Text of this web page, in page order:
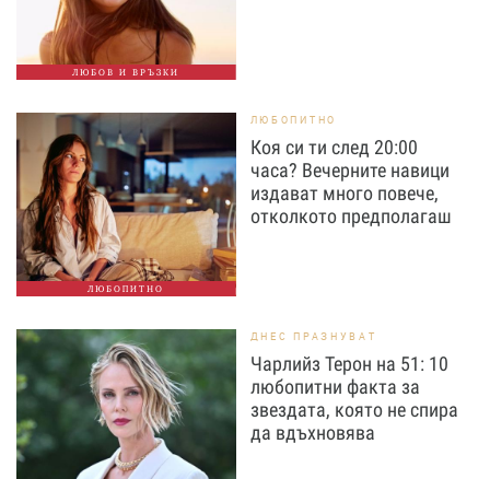
ЛЮБОВ И ВРЪЗКИ
ЛЮБОПИТНО
ЛЮБОПИТНО
Коя си ти след 20:00
часа? Вечерните навици
издават много повече,
отколкото предполагаш
ДНЕС ПРАЗНУВАТ
Чарлийз Терон на 51: 10
любопитни факта за
звездата, която не спира
да вдъхновява